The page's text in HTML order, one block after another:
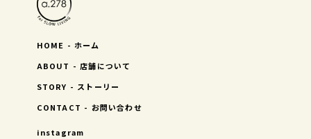
HOME - ホーム
ABOUT - 店舗について
STORY - ストーリー
CONTACT - お問い合わせ
instagram